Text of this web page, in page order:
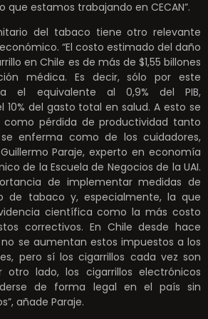
estamos trabajando en CECAN”.
del tabaco tiene otro relevante
“El costo estimado del daño
en Chile es de más de $1,55 billones
médica. Es decir, sólo por este
el equivalente al 0,9% del PIB,
del gasto total en salud. A esto se
pérdida de productividad tanto
enferma como de los cuidadores,
Paraje, experto en economía
de la Escuela de Negocios de la UAI.
de implementar medidas de
de tabaco y, especialmente, la que
científica como la más costo
correctivos. En Chile desde hace
se aumentan estos impuestos a los
pero sí los cigarrillos cada vez son
otro lado, los cigarrillos electrónicos
de forma legal en el país sin
añade Paraje.